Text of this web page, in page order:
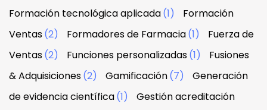
Formación tecnológica aplicada(1)
Formación
Ventas(2) Formadores de Farmacia(1)
Fuerza de
Ventas(2) Funciones personalizadas(1)
Fusiones
& Adquisiciones(2) Gamificación(7)
Generación
de evidencia científica(1)
Gestión acreditación